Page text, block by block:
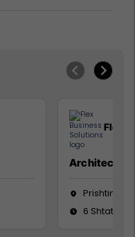
Flex
Architect
Prishtinë
6 Shtator